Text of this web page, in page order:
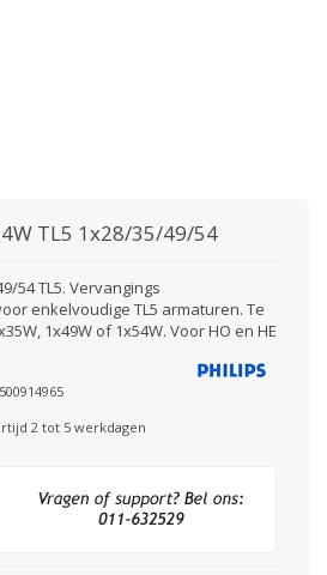
TL5 1x28/35/49/54
54 TL5. Vervangings
enkelvoudige TL5 armaturen. Te
1x49W of 1x54W. Voor HO en HE
2 tot 5 werkdagen